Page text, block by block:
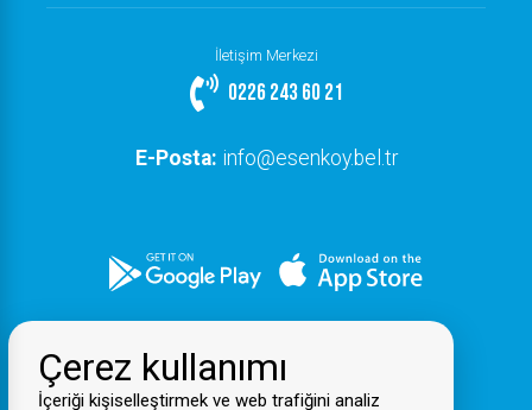
İletişim Merkezi
0226 243 60 21
E-Posta: info@esenkoy.bel.tr
Çerez kullanımı
İçeriği kişiselleştirmek ve web trafiğini analiz